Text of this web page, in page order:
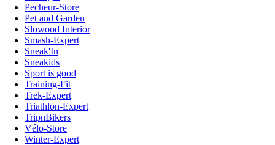
Pecheur-Store
Pet and Garden
Slowood Interior
Smash-Expert
Sneak'In
Sneakids
Sport is good
Training-Fit
Trek-Expert
Triathlon-Expert
TripnBikers
Vélo-Store
Winter-Expert